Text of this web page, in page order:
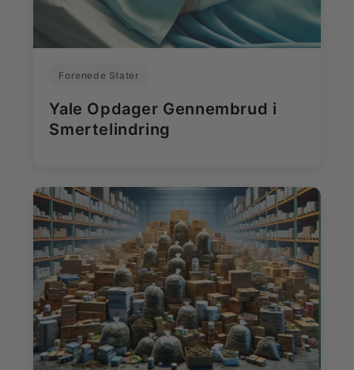
Forenede Stater
Yale Opdager Gennembrud i
Smertelindring